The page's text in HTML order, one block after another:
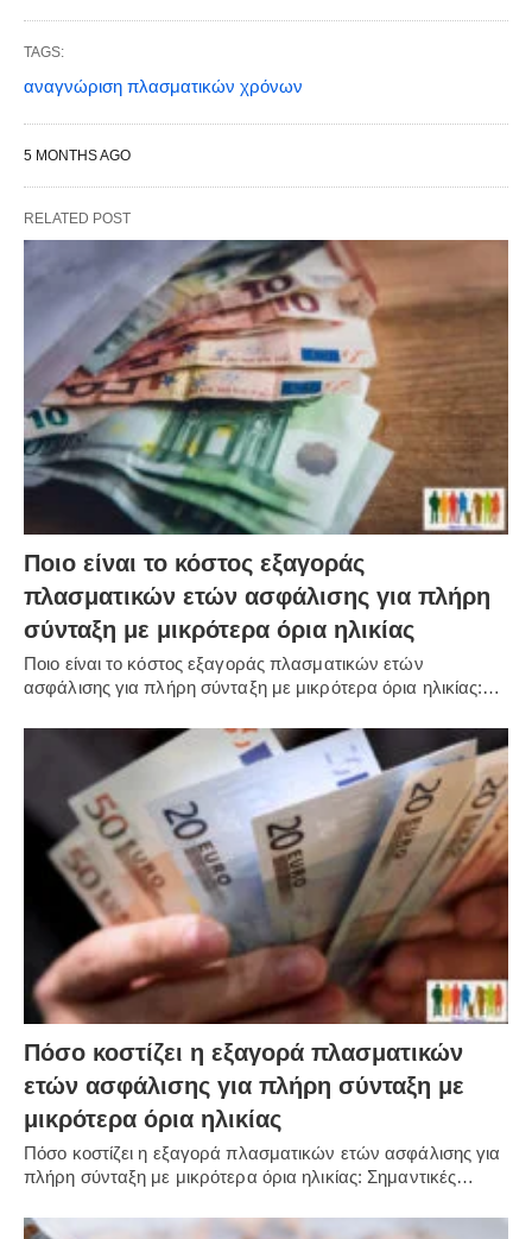
TAGS:
αναγνώριση πλασματικών χρόνων
5 MONTHS AGO
RELATED POST
Ποιο είναι το κόστος εξαγοράς
πλασματικών ετών ασφάλισης για πλήρη
σύνταξη με μικρότερα όρια ηλικίας
Ποιο είναι το κόστος εξαγοράς πλασματικών ετών
ασφάλισης για πλήρη σύνταξη με μικρότερα όρια ηλικίας:…
Πόσο κοστίζει η εξαγορά πλασματικών
ετών ασφάλισης για πλήρη σύνταξη με
μικρότερα όρια ηλικίας
Πόσο κοστίζει η εξαγορά πλασματικών ετών ασφάλισης για
πλήρη σύνταξη με μικρότερα όρια ηλικίας: Σημαντικές…